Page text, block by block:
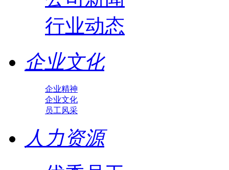
行业动态
企业文化
企业精神
企业文化
员工风采
人力资源